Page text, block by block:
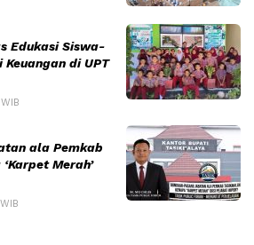
Edukasi Siswa-
di UPT
ala Pemkab
Merah’